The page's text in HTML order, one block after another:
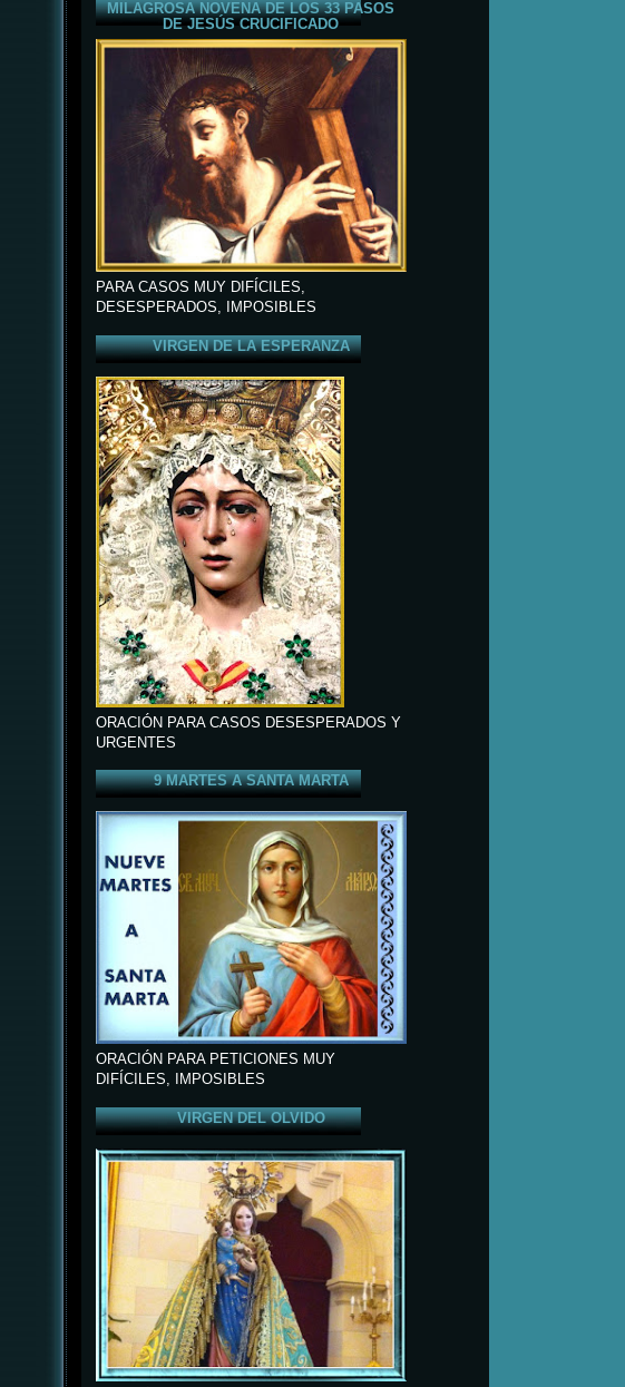
MILAGROSA NOVENA DE LOS 33 PASOS
DE JESÚS CRUCIFICADO
PARA CASOS MUY DIFÍCILES,
DESESPERADOS, IMPOSIBLES
VIRGEN DE LA ESPERANZA
ORACIÓN PARA CASOS DESESPERADOS Y
URGENTES
9 MARTES A SANTA MARTA
ORACIÓN PARA PETICIONES MUY
DIFÍCILES, IMPOSIBLES
VIRGEN DEL OLVIDO